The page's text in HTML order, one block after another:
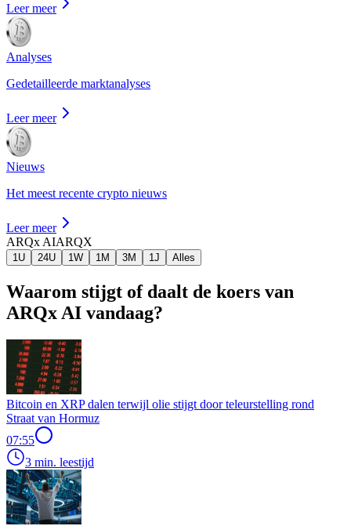
Leer meer
Analyses
Gedetailleerde marktanalyses
Leer meer
Nieuws
Het meest recente crypto nieuws
Leer meer
ARQx AIARQX
1U 24U 1W 1M 3M 1J Alles
Waarom stijgt of daalt de koers van
ARQx AI vandaag?
Bitcoin en XRP dalen terwijl olie stijgt door teleurstelling rond
Straat van Hormuz
07:55
3 min. leestijd